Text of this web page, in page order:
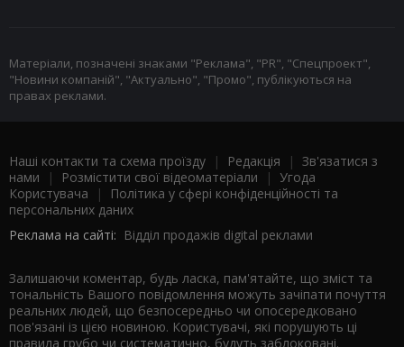
Матеріали, позначені знаками "Реклама", "PR", "Спецпроект",
"Новини компаній", "Актуально", "Промо", публікуються на
правах реклами.
Наші контакти та схема проїзду | Редакція | Зв'язатися з
нами | Розмістити свої відеоматеріали | Угода
Користувача |
Політика у сфері конфіденційності та
персональних даних
Реклама на сайті: Відділ продажів digital реклами
Залишаючи коментар, будь ласка, пам'ятайте, що зміст та
тональність Вашого повідомлення можуть зачіпати почуття
реальних людей, що безпосередньо чи опосередковано
пов'язані із цією новиною. Користувачі, які порушують ці
правила грубо чи систематично, будуть заблоковані.